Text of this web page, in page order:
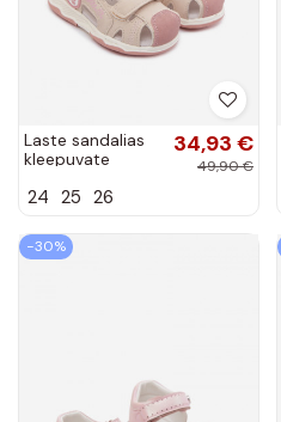
Laste sandalias
kleepuvate
liivakarva Ambera
34,93 €
49,90 €
24 25 26
−30%